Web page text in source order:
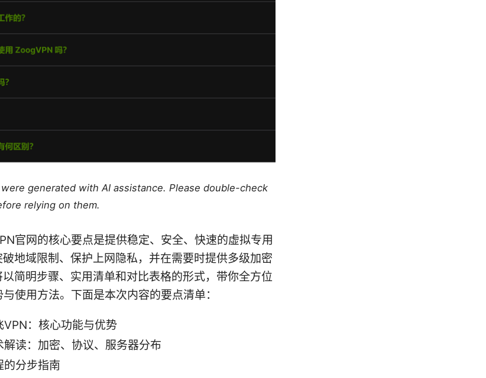
generated with AI assistance. Please double-check
relying on them.
官网的核心要点是提供稳定、安全、快速的虚拟专用
地域限制、保护上网隐私，并在需要时提供多级加密
简明步骤、实用清单和对比表格的形式，带你全方位
使用方法。下面是本次内容的要点清单：
VPN：核心功能与优势
解读：加密、协议、服务器分布
的分步指南